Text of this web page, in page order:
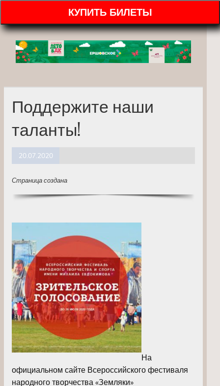
КУПИТЬ БИЛЕТЫ
Поддержите наши
таланты!
20.07.2020
Страница создана
На
официальном сайте Всероссийского фестиваля
народного творчества «Земляки»